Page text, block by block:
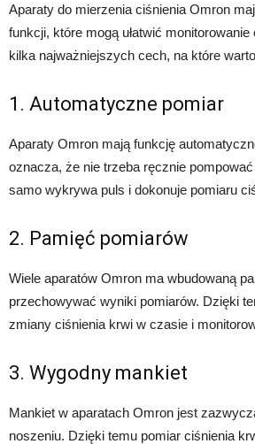
Aparaty do mierzenia ciśnienia Omron
funkcji, które mogą ułatwić
kilka najważniejszych cech, na które
1. Automatyczne pomiar
Aparaty Omron mają funkcję
oznacza, że ​​nie trzeba ręcznie
samo wykrywa puls i dokonuje pomiaru
2. Pamięć pomiarów
Wiele aparatów Omron ma wbudowaną
przechowywać wyniki pomiarów. Dzięki
zmiany ciśnienia krwi w czasie i
3. Wygodny mankiet
Mankiet w aparatach Omron jest
noszeniu. Dzięki temu pomiar ciśnienia